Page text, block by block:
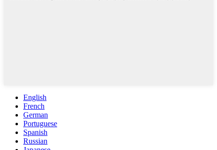
English
French
German
Portuguese
Spanish
Russian